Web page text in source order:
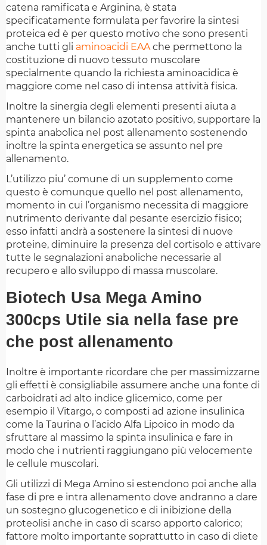
catena ramificata e Arginina, è stata
specificatamente formulata per favorire la sintesi
proteica ed è per questo motivo che sono presenti
anche tutti gli aminoacidi EAAche permettono la
costituzione di nuovo tessuto muscolare
specialmente quando la richiesta aminoacidica è
maggiore come nel caso di intensa attività fisica.
Inoltre la sinergia degli elementi presenti aiuta a
mantenere un bilancio azotato positivo, supportare la
spinta anabolica nel post allenamento sostenendo
inoltre la spinta energetica se assunto nel pre
allenamento.
L’utilizzo piu’ comune di un supplemento come
questo è comunque quello nel post allenamento,
momento in cui l’organismo necessita di maggiore
nutrimento derivante dal pesante esercizio fisico;
esso infatti andrà a sostenere la sintesi di nuove
proteine, diminuire la presenza del cortisolo e attivare
tutte le segnalazioni anaboliche necessarie al
recupero e allo sviluppo di massa muscolare.
Biotech Usa Mega Amino
300cps Utile sia nella fase pre
che post allenamento
Inoltre è importante ricordare che per massimizzarne
gli effetti è consigliabile assumere anche una fonte di
carboidrati ad alto indice glicemico, come per
esempio il Vitargo, o composti ad azione insulinica
come la Taurina o l’acido Alfa Lipoico in modo da
sfruttare al massimo la spinta insulinica e fare in
modo che i nutrienti raggiungano più velocemente
le cellule muscolari.
Gli utilizzi di Mega Amino si estendono poi anche alla
fase di pre e intra allenamento dove andranno a dare
un sostegno glucogenetico e di inibizione della
proteolisi anche in caso di scarso apporto calorico;
fattore molto importante soprattutto in caso di diete